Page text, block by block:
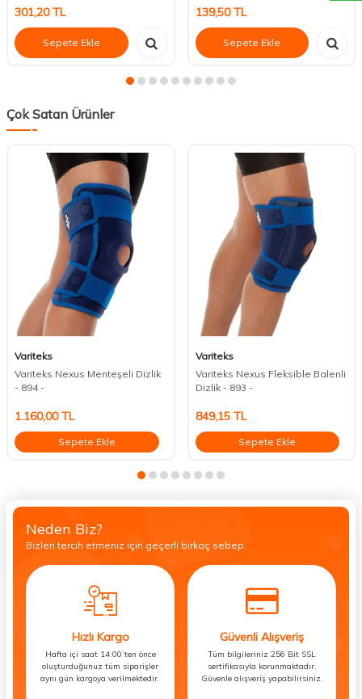
301,20TL
Sepete Ekle
139,50TL
Sepete Ekle
Çok Satan Ürünler
Variteks
Variteks Nexus Menteşeli Dizlik
- 894 -
1.160,00TL
Sepete Ekle
Variteks
Variteks Nexus Fleksible Balenli
Dizlik - 893 -
849,15TL
Sepete Ekle
Neden Biz?
Bizleri tercih etmeniz için geçerli birkaç sebep.
Hızlı Kargo
Hafta içi saat 14:00’ten önce
oluşturduğunuz tüm siparişler
aynı gün kargoya verilmektedir.
Güvenli Alışveriş
Tüm bilgileriniz 256 Bit SSL
sertifikasıyla korunmaktadır.
Güvenle alışveriş yapabilirsiniz.